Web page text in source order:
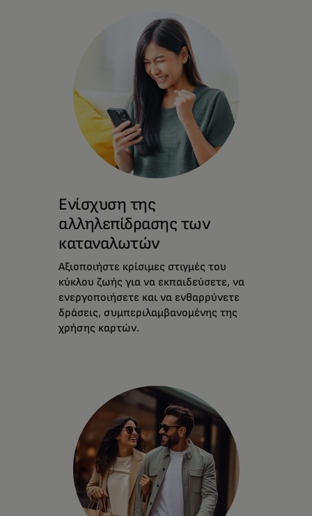
Ενίσχυση της
αλληλεπίδρασης των
καταναλωτών
Αξιοποιήστε κρίσιμες στιγμές του
κύκλου ζωής για να εκπαιδεύσετε, να
ενεργοποιήσετε και να ενθαρρύνετε
δράσεις, συμπεριλαμβανομένης της
χρήσης καρτών.